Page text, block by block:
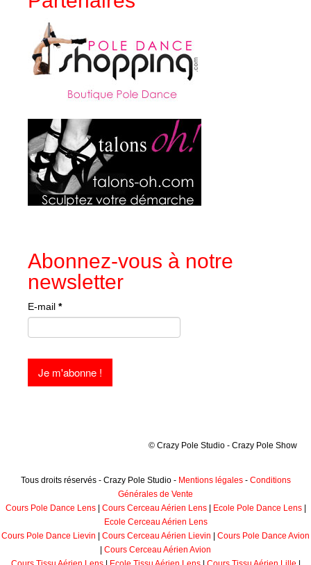
Abonnez-vous à notre
newsletter
E-mail *
© Crazy Pole Studio - Crazy Pole Show
Tous droits réservés - Crazy Pole Studio - Mentions légales- Conditions
Générales de Vente
Cours Pole Dance Lens| Cours Cerceau Aérien Lens| Ecole Pole Dance Lens|
Ecole Cerceau Aérien Lens
Cours Pole Dance Lievin | Cours Cerceau Aérien Lievin | Cours Pole Dance Avion
| Cours Cerceau Aérien Avion